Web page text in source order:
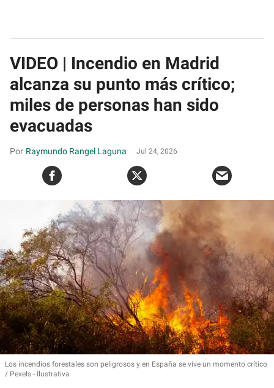
VIDEO | Incendio en Madrid
alcanza su punto más crítico;
miles de personas han sido
evacuadas
Raymundo Rangel Laguna Jul 24, 2026
Los incendios forestales son peligrosos y en España se vive un momento crítico
Pexels - Ilustrativa